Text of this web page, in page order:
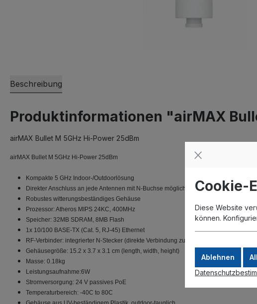
Beschreibung
Produktinformationen "airMAX
airMAX Bullet M 5GHz Hi-Power 25dBm
airMAX Bullet M 5GHz Hi-Power 25dBm
Kompakte 5 GHz Indoor-/Outdoorlösung
Direkter Anschluss an jede Antennen mit N-Buchse möglich
Robustes witterungsbeständiges Gehäuse
Prozessor: Atheros MIPS 24KC, 400MHz
Speicher: 32MB SDRAM, 8MB Flash
1x 10/100 BASE-TX (Cat. 5, RJ-45) Ethernet
RF-Verbinder: integrierter N-Stecker (direkte Verbindung zur Antenne ohne Kabel)
Gehäusegröße: 15.2 x 3.7 x 3.1 cm (length, width, height)
Masse: 0.18kg
Leistungsaufnahme:6W
Stromversorgung: 24 V passives PoE
Temperaturbereich: -40C to 80C
Cookie-
Diese Website
können.
Ablehnen